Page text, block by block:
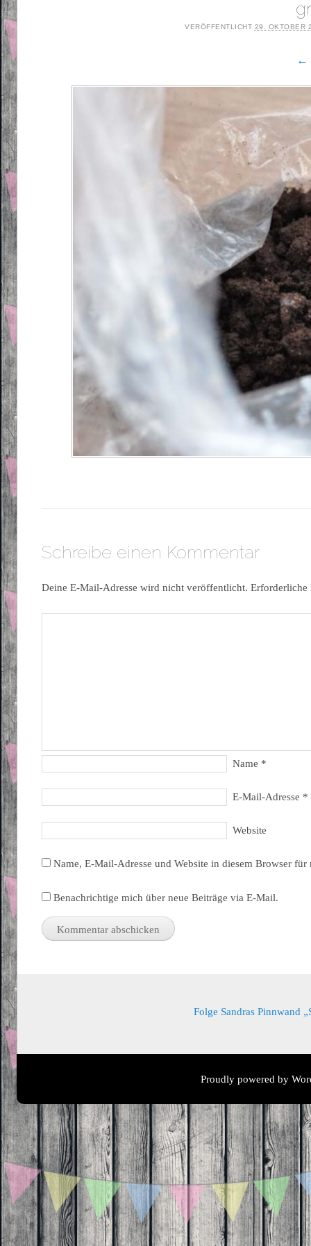
VERÖFFENTLICHT 29. OKTOBER
←
Schreibe einen Kommentar
Deine E-Mail-Adresse wird nicht veröffentlicht.
Name *
E-Mail-Adresse *
Website
Name, E-Mail-Adresse und Website in diesem Browser
Benachrichtige mich über neue Beiträge via E-Mail.
Folge Sandras Pinnwand
Proudly powered by